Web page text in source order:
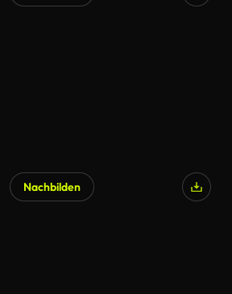
Nachbilden